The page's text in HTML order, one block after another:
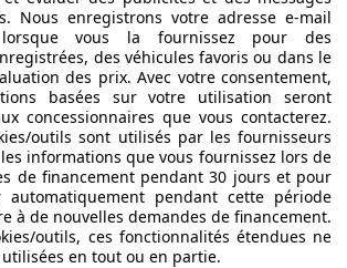
Nous enregistrons votre adresse e-mail
lorsque vous la fournissez pour des
des véhicules favoris ou dans le
des prix. Avec votre consentement,
basées sur votre utilisation seront
concessionnaires que vous contacterez.
outils sont utilisés par les fournisseurs
informations que vous fournissez lors de
de financement pendant 30 jours et pour
automatiquement pendant cette période
à de nouvelles demandes de financement.
outils, ces fonctionnalités étendues ne
en tout ou en partie.